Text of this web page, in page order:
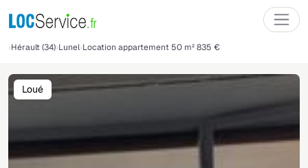
Hérault (34) Lunel Location appartement 50 m² 835 €
Loué